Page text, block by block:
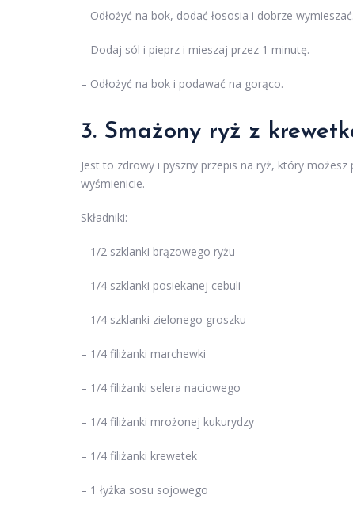
– Odłożyć na bok, dodać łososia i dobrze wymieszać.
– Dodaj sól i pieprz i mieszaj przez 1 minutę.
– Odłożyć na bok i podawać na gorąco.
3. Smażony ryż z
Jest to zdrowy i pyszny przepis na ryż, który
wyśmienicie.
Składniki:
– 1/2 szklanki brązowego ryżu
– 1/4 szklanki posiekanej cebuli
– 1/4 szklanki zielonego groszku
– 1/4 filiżanki marchewki
– 1/4 filiżanki selera naciowego
– 1/4 filiżanki mrożonej kukurydzy
– 1/4 filiżanki krewetek
– 1 łyżka sosu sojowego